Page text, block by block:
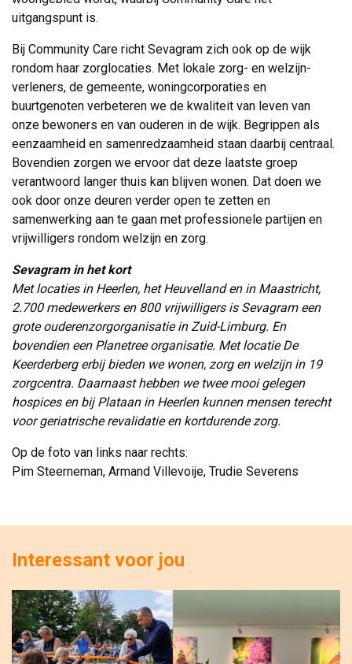
uitgangspunt is.
Bij Community Care richt Sevagram zich ook op de wijk
rondom haar zorglocaties. Met lokale zorg- en welzijn-
verleners, de gemeente, woningcorporaties en
buurtgenoten verbeteren we de kwaliteit van leven van
onze bewoners en van ouderen in de wijk. Begrippen als
eenzaamheid en samenredzaamheid staan daarbij centraal.
Bovendien zorgen we ervoor dat deze laatste groep
verantwoord langer thuis kan blijven wonen. Dat doen we
ook door onze deuren verder open te zetten en
samenwerking aan te gaan met professionele partijen en
vrijwilligers rondom welzijn en zorg.
Sevagram in het kort
Met locaties in Heerlen, het Heuvelland en in Maastricht,
2.700 medewerkers en 800 vrijwilligers is Sevagram een
grote ouderenzorgorganisatie in Zuid-Limburg. En
bovendien een Planetree organisatie. Met locatie De
Keerderberg erbij bieden we wonen, zorg en welzijn in 19
zorgcentra. Daarnaast hebben we twee mooi gelegen
hospices en bij Plataan in Heerlen kunnen mensen terecht
voor geriatrische revalidatie en kortdurende zorg.
Op de foto van links naar rechts:
Pim Steerneman, Armand Villevoije, Trudie Severens
Interessant voor jou